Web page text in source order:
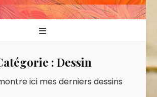
: Dessin
ici mes derniers dessins